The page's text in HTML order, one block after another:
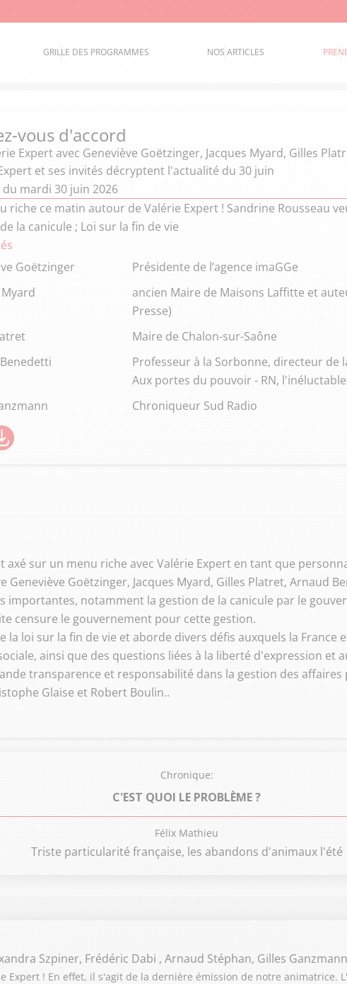
GRILLE DES PROGRAMMES NOS ARTICLES
vous d'accord
Expertavec Geneviève Goëtzinger, Jacques Myard, Gilles
et ses invités décryptent l'actualité du 30 juin
du mardi 30 juin 2026
riche ce matin autour de Valérie Expert ! Sandrine Rousseau
la canicule ; Loi sur la fin de vie
Goëtzinger
Présidente de l’agence imaGGe
Myard
ancien Maire de Maisons Laffitte et
Presse)
Maire de Chalon-sur-Saône
Professeur à la Sorbonne, directeur de
Aux portes du pouvoir - RN,
Chroniqueur Sud Radio
sur un menu riche avec Valérie Expert en tant que
Goëtzinger, Jacques Myard, Gilles Platret, Arnaud
importantes, notamment la gestion de la canicule par le
censure le gouvernement pour cette gestion.
la loi sur la fin de vie et aborde divers défis auxquels la France
ainsi que des questions liées à la liberté d'expression et
transparence et responsabilité dans la gestion des
Glaise et Robert Boulin..
Chronique:
C'EST QUOI LE PROBLÈME ?
Félix Mathieu
Triste particularité française, les abandons d'animaux l'été
Szpiner, Frédéric Dabi , Arnaud Stéphan, Gilles Ganzmann
Expert ! En effet, il s'agit de la dernière émission de notre animatrice.